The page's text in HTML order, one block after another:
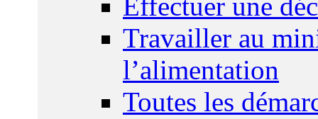
Travailler au
l’alimentation
Toutes les